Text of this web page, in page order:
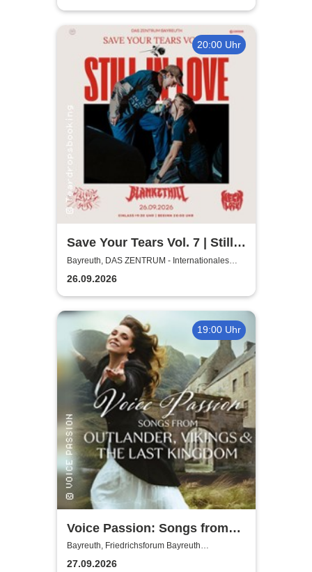
20:00 Uhr
Save Your Tears Vol. 7 | Still
in Love, Blanket Hill,
Necklock, Glass Out
Bayreuth, DAS ZENTRUM - Internationales
Jugendkulturzentrum Bayreuth
26.09.2026
19:00 Uhr
Voice Passion: Songs from
Outlander, Vikings & The Last
Kingdom
Bayreuth, Friedrichsforum Bayreuth
(Balkonsaal)
27.09.2026